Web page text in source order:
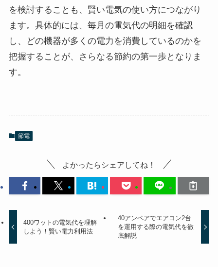
を検討することも、賢い電気の使い方につながり
ます。具体的には、毎月の電気代の明細を確認
し、どの機器が多くの電力を消費しているのかを
把握することが、さらなる節約の第一歩となりま
す。
節電
よかったらシェアしてね！
400ワットの電気代を理解
しよう！賢い電力利用法
40アンペアでエアコン2台
を運用する際の電気代を徹
底解説